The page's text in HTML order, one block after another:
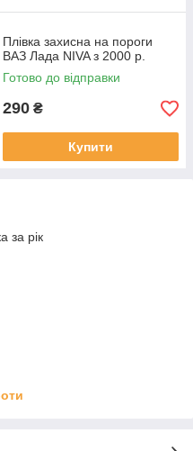
Плівка захисна на пороги
ВАЗ Лада NIVA з 2000 р.
Готово до відправки
290 ₴
Купити
за рік